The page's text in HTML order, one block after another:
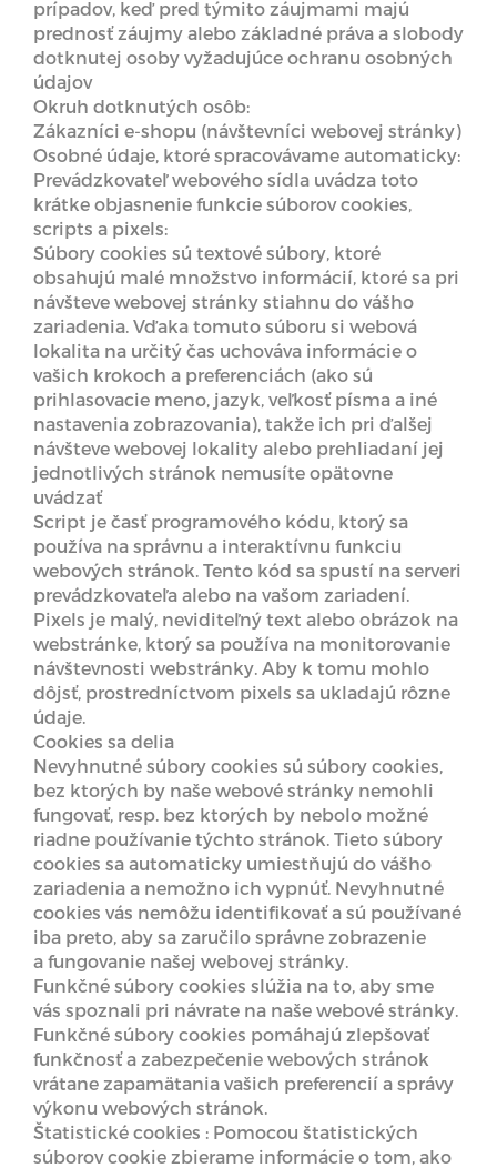
prípadov, keď pred týmito záujmami majú
prednosť záujmy alebo základné práva a slobody
dotknutej osoby vyžadujúce ochranu osobných
údajov
Okruh dotknutých osôb:
Zákazníci e-shopu (návštevníci webovej stránky)
Osobné údaje, ktoré spracovávame automaticky:
Prevádzkovateľ webového sídla uvádza toto
krátke objasnenie funkcie súborov cookies,
scripts a pixels:
Súbory cookies sú textové súbory, ktoré
obsahujú malé množstvo informácií, ktoré sa pri
návšteve webovej stránky stiahnu do vášho
zariadenia. Vďaka tomuto súboru si webová
lokalita na určitý čas uchováva informácie o
vašich krokoch a preferenciách (ako sú
prihlasovacie meno, jazyk, veľkosť písma a iné
nastavenia zobrazovania), takže ich pri ďalšej
návšteve webovej lokality alebo prehliadaní jej
jednotlivých stránok nemusíte opätovne
uvádzať
Script je časť programového kódu, ktorý sa
používa na správnu a interaktívnu funkciu
webových stránok. Tento kód sa spustí na serveri
prevádzkovateľa alebo na vašom zariadení.
Pixels je malý, neviditeľný text alebo obrázok na
webstránke, ktorý sa používa na monitorovanie
návštevnosti webstránky. Aby k tomu mohlo
dôjsť, prostredníctvom pixels sa ukladajú rôzne
údaje.
Cookies sa delia
Nevyhnutné súbory cookies sú súbory cookies,
bez ktorých by naše webové stránky nemohli
fungovať, resp. bez ktorých by nebolo možné
riadne používanie týchto stránok. Tieto súbory
cookies sa automaticky umiestňujú do vášho
zariadenia a nemožno ich vypnúť. Nevyhnutné
cookies vás nemôžu identifikovať a sú používané
iba preto, aby sa zaručilo správne zobrazenie
a fungovanie našej webovej stránky.
Funkčné súbory cookies slúžia na to, aby sme
vás spoznali pri návrate na naše webové stránky.
Funkčné súbory cookies pomáhajú zlepšovať
funkčnosť a zabezpečenie webových stránok
vrátane zapamätania vašich preferencií a správy
výkonu webových stránok.
Štatistické cookies : Pomocou štatistických
súborov cookie zbierame informácie o tom, ako